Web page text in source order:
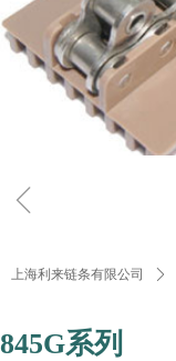
上海利来链条有限公司 ꄲ
845G系列
ꁆ